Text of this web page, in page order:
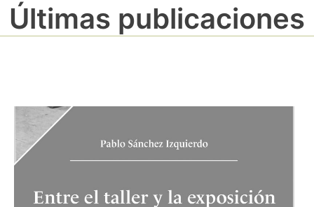
Últimas publicaciones